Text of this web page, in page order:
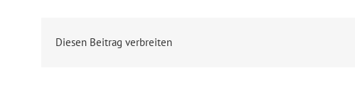
Diesen Beitrag verbreiten